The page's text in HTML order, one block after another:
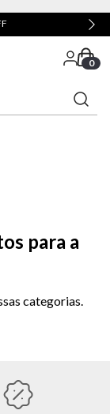
0
para a
categorias.